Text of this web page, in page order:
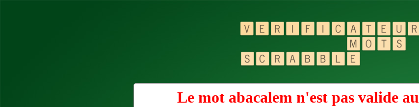
Le mot abacalem n'est pas valide au